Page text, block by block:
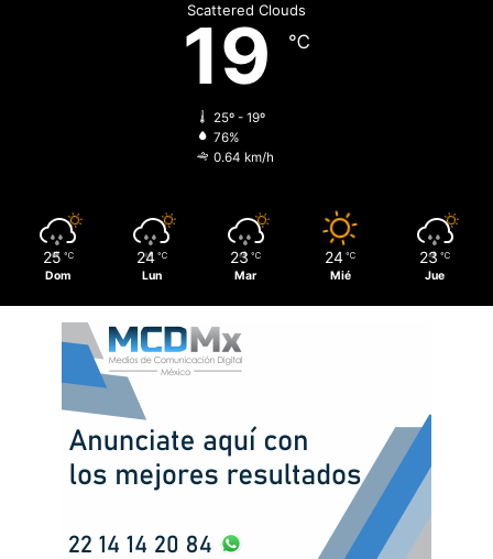
Scattered Clouds
19 ℃
25º - 19º
76%
0.64 km/h
25 ℃
Dom
24 ℃
Lun
23 ℃
Mar
24 ℃
Mié
23 ℃
Jue